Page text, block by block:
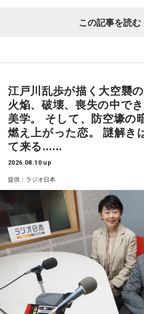
くださったオールナイトニッポン様に感
ルナイトニッポン様、ありがとうござ
くお願い致します。失礼致します。
■番組タイトル：『ガクヅケのオールナ
0(ZERO)』
■放送日時：2026年8月17日（月）27時
■パーソナリティ：ガクヅケ
■メールアドレス：
■番組X：@Ann_Since1967
■番組ハッシュタグ：#ガクヅケANN0
◆この番組は、radikoのタイムフリー
で聴くことができる。
http://radiko.jp/share/
悪さが芸人界でも有名な木田と、芸人界
間30分の生放送で彼らの本当の姿が明ら
だ。
番組では、コーナーへのメールを募集予
gk@allnightnippon.com。詳しくはオー
式Xにて。
『ガクヅケのオールナイトニッポン
（月）27時からニッポン放送を含む全
ジオ・radikoを使って聴けるほか、
能を使えば全国どこからでも聴くことが
■ガクヅケ コメント
【船引】
『三四郎のオールナイトニッポン0 年
この記事を読む
江戸川乱歩が描く大空襲の
火焔、破壊、喪失の中で
美学。 そして、防空壕の
燃え上がった恋。 謎解き
て来る……
2026.08.10 up
提供：ラジオ日本